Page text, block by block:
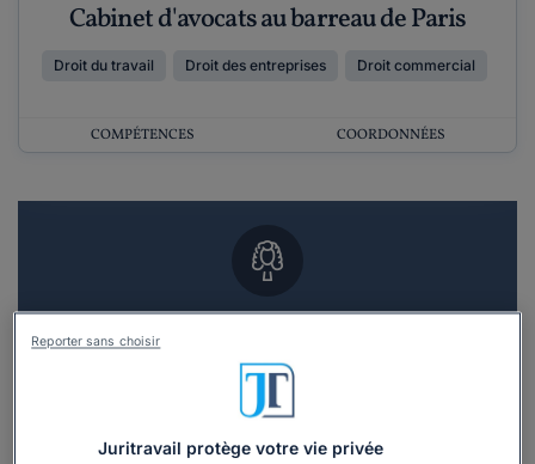
Cabinet d'avocats au barreau de Paris
Droit du travail Droit des entreprises Droit commercial
COMPÉTENCES COORDONNÉES
Recevoir des devis d'avocats
Juritravail protège votre vie privée
Reporter sans choisir